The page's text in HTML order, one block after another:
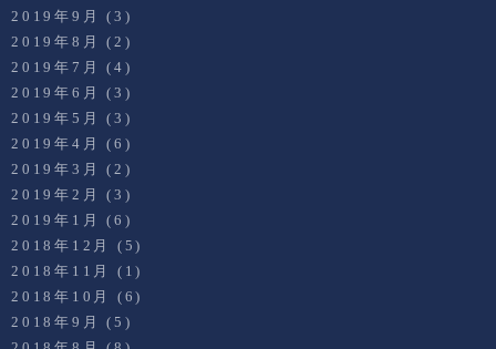
2019年9月
(3)
2019年8月
(2)
2019年7月
(4)
2019年6月
(3)
2019年5月
(3)
2019年4月
(6)
2019年3月
(2)
2019年2月
(3)
2019年1月
(6)
2018年12月
(5)
2018年11月
(1)
2018年10月
(6)
2018年9月
(5)